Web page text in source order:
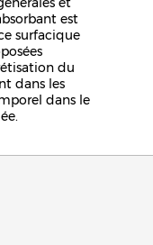
est
surfacique
du
dans les
dans le